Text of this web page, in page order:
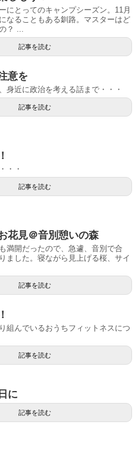
にとってのキャンプシーズン。11月
なることもある釧路。マスターはど
？ ...
記事を読む
意を
身近に政治を考える話まで・・・
記事を読む
・・
記事を読む
花見＠音別憩いの森
満開だったので、急遽、音別で合
ました。寝ながら見上げる桜、サイ
記事を読む
組んでいるおうちフィットネスにつ
記事を読む
に
記事を読む